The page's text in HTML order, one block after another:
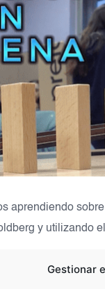
Gestionar
aprendiendo
y utilizando